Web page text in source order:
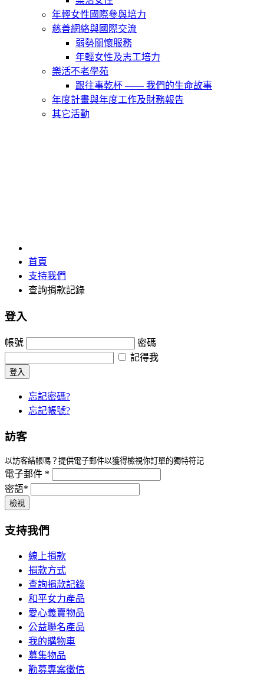
年輕女性國際參與培力
慈善網絡與國際交流
弱勢關懷服務
年輕女性及志工培力
樂活不老學苑
跟往事乾杯 —— 我們的生命故事
年度計畫與年度工作及財務報告
其它活動
首頁
支持我們
查詢捐款記錄
登入
帳號
密碼
記得我
忘記密碼?
忘記帳號?
訪客
以訪客結帳嗎？提供電子郵件以獲得檢視你訂單的獨特符記
電子郵件 *
密語*
支持我們
線上捐款
捐款方式
查詢捐款記錄
和平女力產品
愛心義賣物品
公益聯名產品
我的購物車
募集物品
勸募專案徵信